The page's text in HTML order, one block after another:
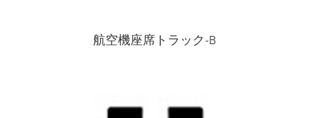
航空機座席トラック-B